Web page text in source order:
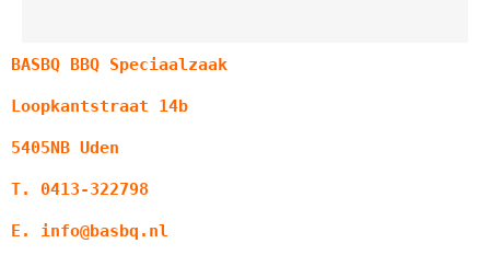
BASBQ BBQ Speciaalzaak
Loopkantstraat 14b
5405NB Uden
T. 0413-322798
E. info@basbq.nl